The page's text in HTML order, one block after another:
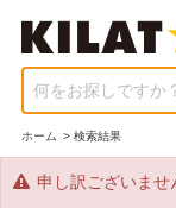
何をお探しですか
ホーム > 検索結果
申し訳ございませ